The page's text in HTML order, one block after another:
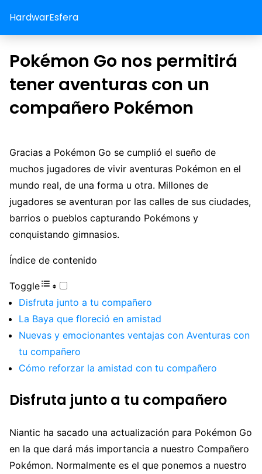
HardwarEsfera
Pokémon Go nos permitirá
tener aventuras con un
compañero Pokémon
Gracias a Pokémon Go se cumplió el sueño de
muchos jugadores de vivir aventuras Pokémon en el
mundo real, de una forma u otra. Millones de
jugadores se aventuran por las calles de sus ciudades,
barrios o pueblos capturando Pokémons y
conquistando gimnasios.
Índice de contenido
Toggle
Disfruta junto a tu compañero
La Baya que floreció en amistad
Nuevas y emocionantes ventajas con Aventuras con
tu compañero
Cómo reforzar la amistad con tu compañero
Disfruta junto a tu compañero
Niantic ha sacado una actualización para Pokémon Go
en la que dará más importancia a nuestro Compañero
Pokémon. Normalmente es el que ponemos a nuestro